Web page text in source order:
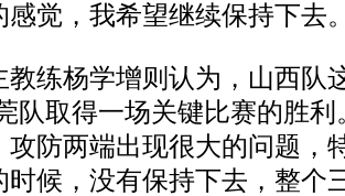
觉，我希望继续保持下去
杨学增则认为，山西队
队取得一场关键比赛的胜
攻防两端出现很大的问题，
时候，没有保持下去，整个